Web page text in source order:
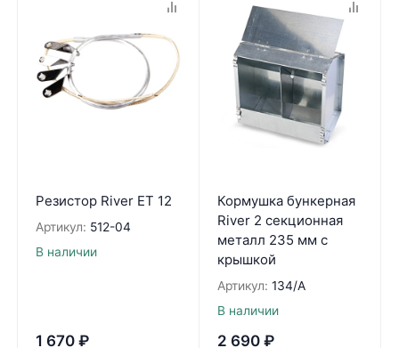
Резистор River ET 12
Артикул: 512-04
В наличии
1 670 ₽
Кормушка бункерная
River 2 секционная
металл 235 мм с
крышкой
Артикул: 134/A
В наличии
2 690 ₽